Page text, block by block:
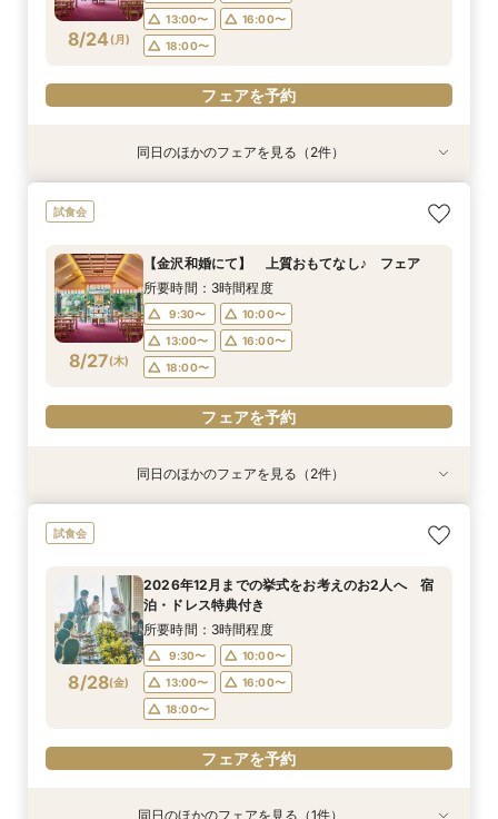
フェアを予約
フェアを予約
18:00〜
フェアを予約
8/24 (月)
13:00〜
16:00〜
18:00〜
フェアを予約
8/24(月)
2026年12月までの挙式をお考えのお2人へ 宿
13:00〜
16:00〜
18:00〜
フェアを予約
8/24(月)
【少人数結婚式】貸切り可能なホテルウエディン
16:00〜
18:00〜
フェアを予約
同日のほかのフェアを見る（2件）
試食会
8/27(木)
【金沢和婚にて】 上質おもてなし♪ フェア
所要時間：3時間程度
9:30〜
10:00〜
13:00〜
16:00〜
18:00〜
フェアを予約
8/27(木 )
2026年12月までの挙式をお考えのお2人へ 宿
9:30〜
10:00〜
13:00〜
16:00〜
18:00〜
フェアを予約
8/27(木 )
【少人数結婚式】貸切り可能なホテルウエディン
10:00〜
13:00〜
16:00〜
18:00〜
フェアを予約
同日のほかのフェアを見る（2件）
試食会
8/28(金)
2026年12月までの挙式をお考えのお2人へ 宿
泊・ドレス特典付き
所要時間：3時間程度
9:30〜
10:00〜
13:00〜
16:00〜
18:00〜
フェアを予約
同日のほかのフェアを見る（1件）